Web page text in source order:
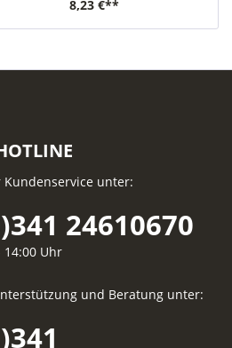
8,23 €**
Kundenservice unter:
24610670
14:00 Uhr
und Beratung unter: